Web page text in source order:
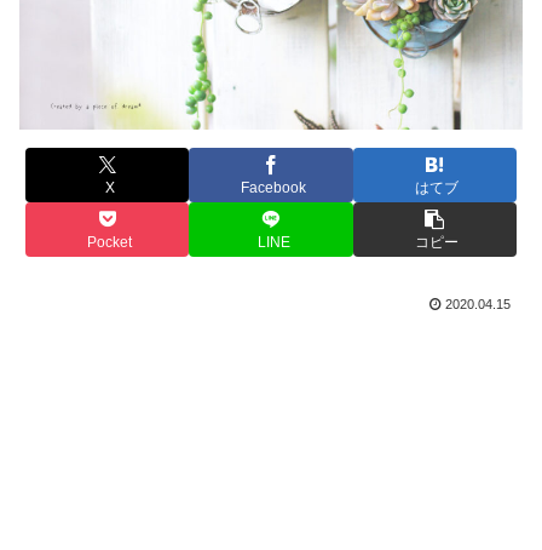
X Facebook はてブ
Pocket LINE コピー
2020.04.15